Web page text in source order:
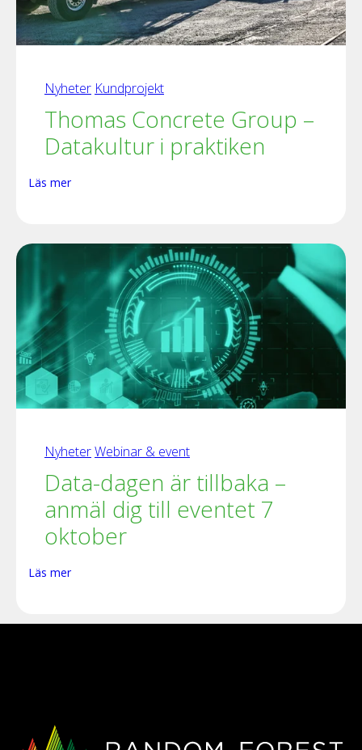
Nyheter Kundprojekt
Thomas Concrete Group –
Datakultur i praktiken
Läs mer
NyheterWebinar & event
Data-dagen är tillbaka –
anmäl dig till eventet 7
oktober
Läs mer